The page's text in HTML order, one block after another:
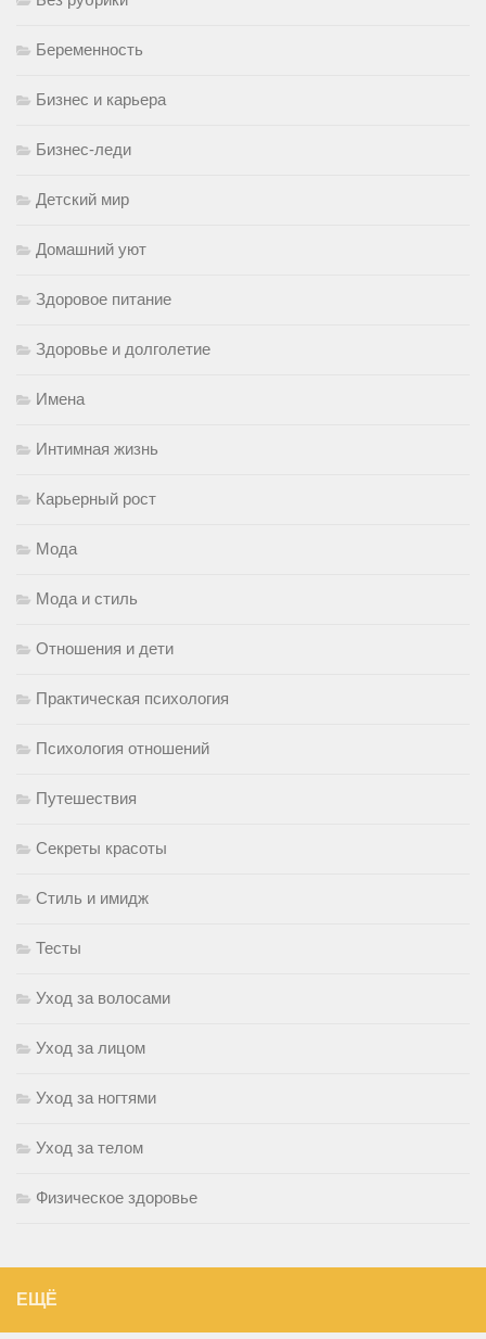
Беременность
Бизнес и карьера
Бизнес-леди
Детский мир
Домашний уют
Здоровое питание
Здоровье и долголетие
Имена
Интимная жизнь
Карьерный рост
Мода
Мода и стиль
Отношения и дети
Практическая психология
Психология отношений
Путешествия
Секреты красоты
Стиль и имидж
Тесты
Уход за волосами
Уход за лицом
Уход за ногтями
Уход за телом
Физическое здоровье
ЕЩЁ